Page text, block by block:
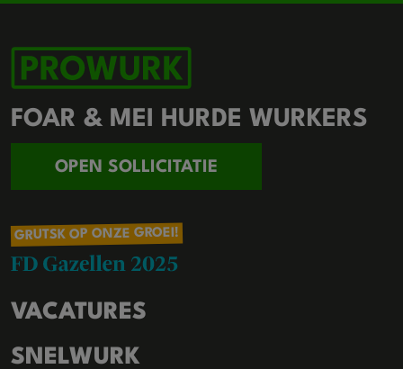
FOAR & MEI HURDE WURKERS
OPEN SOLLICITATIE
GRUTSK OP ONZE GROEI!
VACATURES
SNELWURK